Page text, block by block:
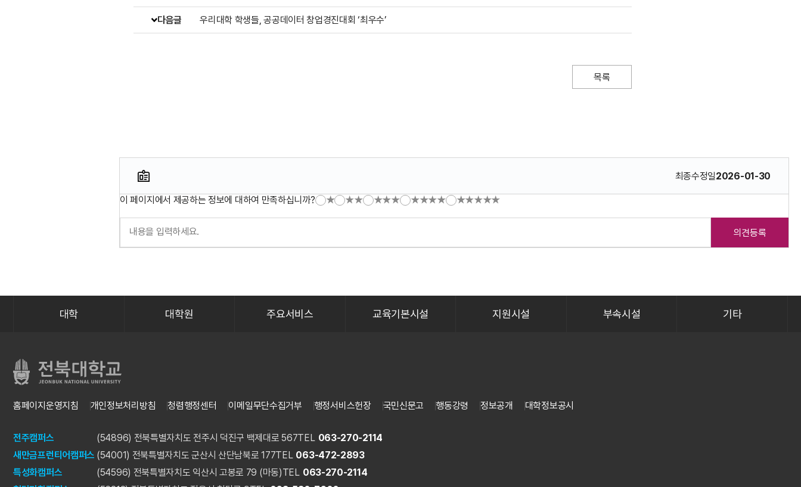
다음글 우리대학 학생들, 공공데이터 창업경진대회 ‘최우수’
목록
최종수정일2026-01-30
이 페이지에서 제공하는 정보에 대하여 만족하십니까? ★ ★★ ★★★ ★★★★ ★★★★★
의견등록
대학 대학원 주요서비스 교육기본시설 지원시설 부속시설 기타
홈페이지운영지침 개인정보처리방침 청렴행정센터 이메일무단수집거부 행정서비스헌장 국민신문고 행동강령 정보공개 대학정보공시
전주캠퍼스 (54896) 전북특별자치도 전주시 덕진구 백제대로 567TEL 063-270-2114
새만금프런티어캠퍼스 (54001) 전북특별자치도 군산시 산단남북로 177TEL 063-472-2893
특성화캠퍼스
(54596) 전북특별자치도 익산시 고봉로 79 (마동)TEL 063-270-2114